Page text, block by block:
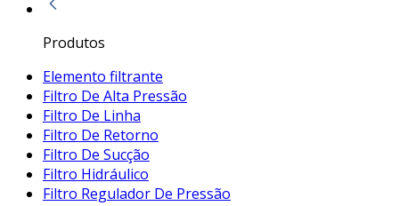
Produtos
Elemento filtrante
Filtro De Alta Pressão
Filtro De Linha
Filtro De Retorno
Filtro De Sucção
Filtro Hidráulico
Filtro Regulador De Pressão